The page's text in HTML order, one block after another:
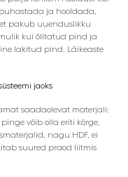
ja hooldada,
pakub uuenduslikku
kui õlitatud pind ja
lakitud pind. Läikeaste
jaoks
saadaolevat materjali:
võib olla eriti kõrge,
nagu HDF, ei
suured praod liitmis